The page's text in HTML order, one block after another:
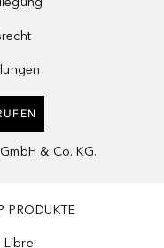
& Co. KG.
PRODUKTE
Libre